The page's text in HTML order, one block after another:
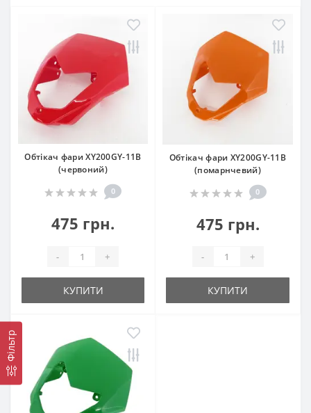
Фільтр
Обтікач фари XY200GY-11B
(червоний)
0
475 грн.
- +
КУПИТИ
Обтікач фари XY200GY-11B
(помарнчевий)
0
475 грн.
- +
КУПИТИ